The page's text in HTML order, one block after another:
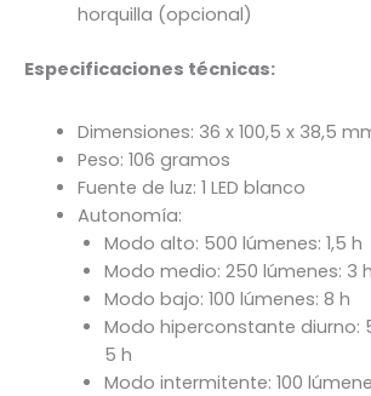
horquilla (opcional)
Especificaciones técnicas:
Dimensiones: 36 x 100,5 x 38,5
Peso: 106 gramos
Fuente de luz: 1 LED blanco
Autonomía:
Modo alto: 500 lúmenes: 1,5 h
Modo medio: 250 lúmenes: 3 h
Modo bajo: 100 lúmenes: 8 h
Modo hiperconstante diurno:
5 h
Modo intermitente: 100